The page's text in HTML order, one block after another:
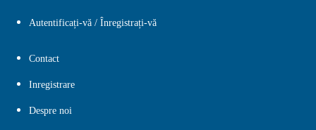
Autentificați-vă / Înregistrați-vă
Contact
Inregistrare
Despre noi